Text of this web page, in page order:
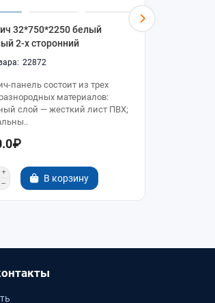
32*750*2250 белый
2-х сторонний
22872
панель состоит из трех
материалов:
слой — жесткий лист ПВХ;
В корзину